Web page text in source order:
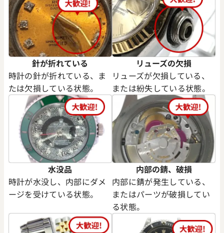
針が折れている
時計の針が折れている、ま
たは欠損している状態。
リューズの欠損
リューズが欠損している、
または紛失している状態。
水没品
時計が水没し、内部にダメ
ージを受けている状態。
内部の錆、破損
内部に錆が発生している、
またはパーツが破損してい
る状態。